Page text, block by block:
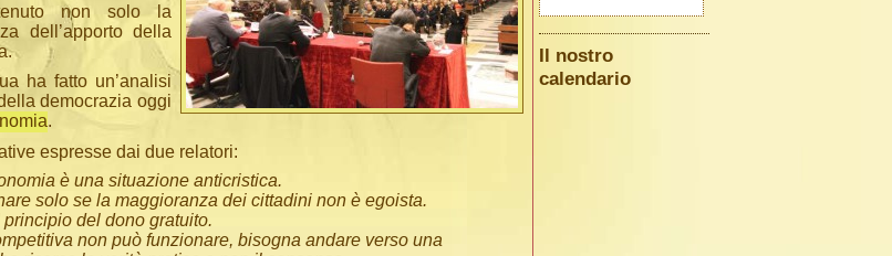
non solo la
dell’apporto della
ha fatto un’analisi
democrazia oggi
.
espresse dai due relatori:
è una situazione anticristica.
solo se la maggioranza dei cittadini non è egoista.
del dono gratuito.
non può funzionare, bisogna andare verso una
Il nostro
calendario